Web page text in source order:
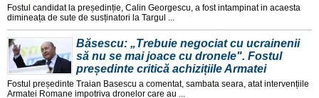
Fostul candidat la președinție, Calin Georgescu, a fost intampinat in acaesta
dimineața de sute de susținatori la Targul ...
Băsescu: „Trebuie negociat cu ucrainenii
să nu se mai joace cu dronele". Fostul
președinte critică achizițiile Armatei
Fostul președinte Traian Basescu a comentat, sambata seara, atat intervențiile
Armatei Romane impotriva dronelor care au ...